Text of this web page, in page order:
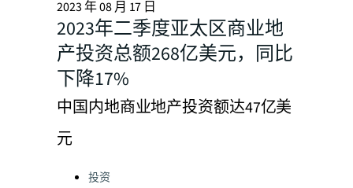
2023 年 08 月 17 日
2023年二季度亚太区商业地
产投资总额268亿美元，同比
下降17%
中国内地商业地产投资额达47亿美
元
Categories:
投资